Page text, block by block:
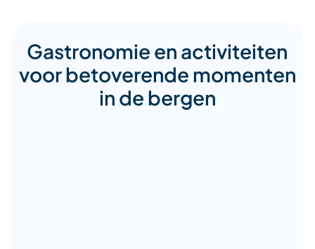
Gastronomie en activiteiten
voor betoverende momenten
in de bergen